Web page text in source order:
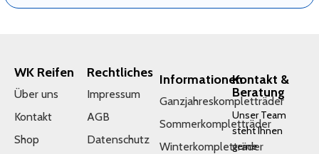
WK Reifen
Über uns
Kontakt
Shop
Rechtliches
Impressum
AGB
Datenschutz
Informationen
Ganzjahreskompletträder
Sommerkompletträder
Winterkompletträder
Kontakt &
Beratung
Unser Team
steht Ihnen
gerne